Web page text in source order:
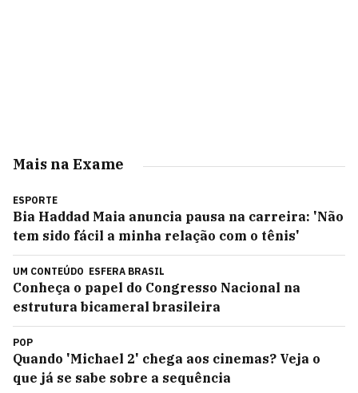
Mais na Exame
ESPORTE
Bia Haddad Maia anuncia pausa na carreira: 'Não
tem sido fácil a minha relação com o tênis'
UM CONTEÚDO ESFERA BRASIL
Conheça o papel do Congresso Nacional na
estrutura bicameral brasileira
POP
Quando 'Michael 2' chega aos cinemas? Veja o
que já se sabe sobre a sequência